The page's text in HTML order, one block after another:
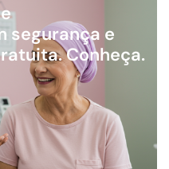
segurança e
Conheça.